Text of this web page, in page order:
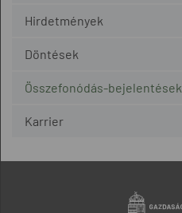
Hirdetmények
Döntések
Összefonódás-bejelentések
Karrier